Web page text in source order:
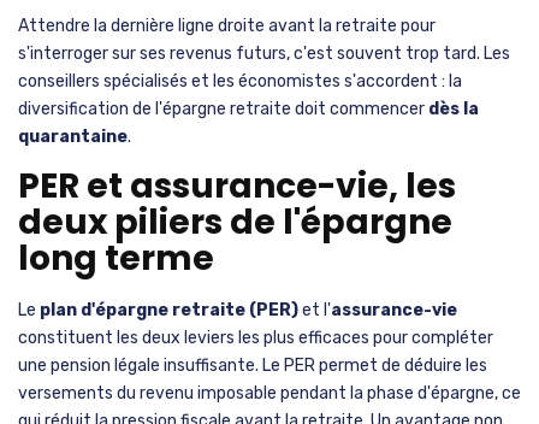
Attendre la dernière ligne droite avant la retraite pour
s'interroger sur ses revenus futurs, c'est souvent trop tard. Les
conseillers spécialisés et les économistes s'accordent : la
diversification de l'épargne retraite doit commencer dès la
quarantaine.
PER et assurance-vie, les
deux piliers de l'épargne
long terme
Le plan d'épargne retraite (PER)et l'assurance-vie
constituent les deux leviers les plus efficaces pour compléter
une pension légale insuffisante. Le PER permet de déduire les
versements du revenu imposable pendant la phase d'épargne, ce